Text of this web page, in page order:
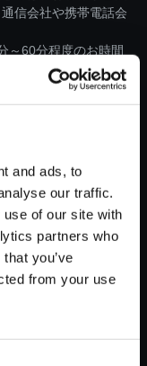
and ads, to
our traffic.
of our site with
partners who
you’ve
from your use
信会社や携帯電話会
～60分程度のお時間
の際には、通信環境
6 Origin
Lowlands -